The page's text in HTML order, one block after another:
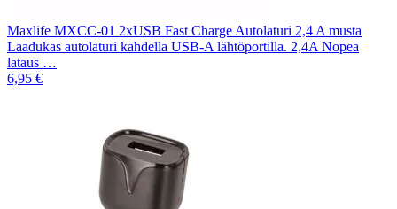
Maxlife MXCC-01 2xUSB Fast Charge Autolaturi 2,4 A musta
Laadukas autolaturi kahdella USB-A lähtöportilla. 2,4A Nopea
lataus …
6,95 €